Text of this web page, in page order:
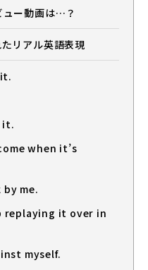
イン
ュー動画は…？
リアル英語表現
it.
when it’s
me.
replaying it over in
myself.